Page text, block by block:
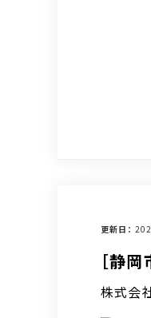
更新日
［静
株式会